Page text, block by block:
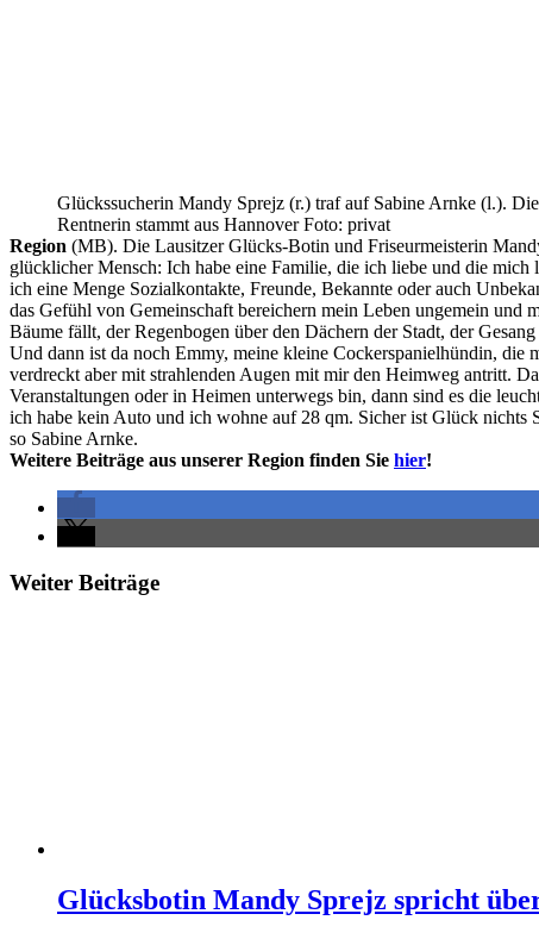
Glückssucherin Mandy Sprejz (r.) traf auf Sabine Arnke (l.). Die
Rentnerin stammt aus Hannover Foto: privat
Region (MB). Die Lausitzer Glücks-Botin und Friseurmeisterin
glücklicher Mensch: Ich habe eine Familie, die ich liebe und die
ich eine Menge Sozialkontakte, Freunde, Bekannte oder auch
das Gefühl von Gemeinschaft bereichern mein Leben ungemein und
Bäume fällt, der Regenbogen über den Dächern der Stadt, der
Und dann ist da noch Emmy, meine kleine Cockerspanielhündin, die
verdreckt aber mit strahlenden Augen mit mir den Heimweg antritt.
Veranstaltungen oder in Heimen unterwegs bin, dann sind es die
ich habe kein Auto und ich wohne auf 28 qm. Sicher ist Glück
so Sabine Arnke.
Weitere Beiträge aus unserer Region finden Sie hier!
Weiter Beiträge
Glücksbotin Mandy Sprejz spricht